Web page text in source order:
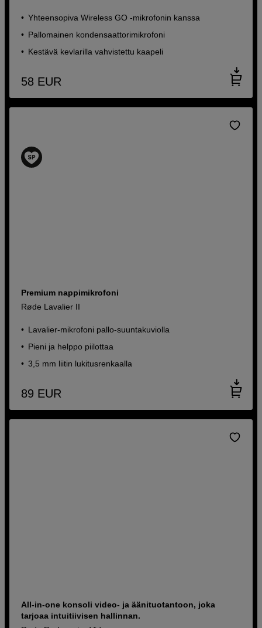
Yhteensopiva Wireless GO -mikrofonin kanssa
Pallomainen kondensaattorimikrofoni
Kestävä kevlarilla vahvistettu kaapeli
58 EUR
Premium nappimikrofoni
Røde Lavalier II
Lavalier-mikrofoni pallo-suuntakuviolla
Pieni ja helppo piilottaa
3,5 mm liitin lukitusrenkaalla
89 EUR
All-in-one konsoli video- ja äänituotantoon, joka
tarjoaa intuitiivisen hallinnan.